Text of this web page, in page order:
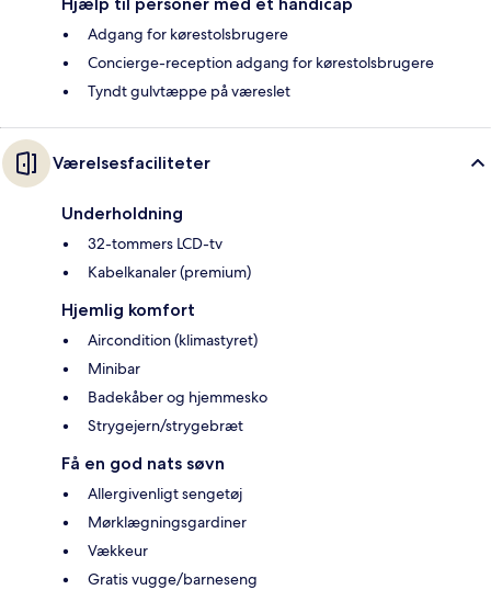
Adgang for kørestolsbrugere
Concierge-reception adgang for kørestolsbrugere
Tyndt gulvtæppe på væreslet
Værelsesfaciliteter
Underholdning
32-tommers LCD-tv
Kabelkanaler (premium)
Hjemlig komfort
Aircondition (klimastyret)
Minibar
Badekåber og hjemmesko
Strygejern/strygebræt
Få en god nats søvn
Allergivenligt sengetøj
Mørklægningsgardiner
Vækkeur
Gratis vugge/barneseng